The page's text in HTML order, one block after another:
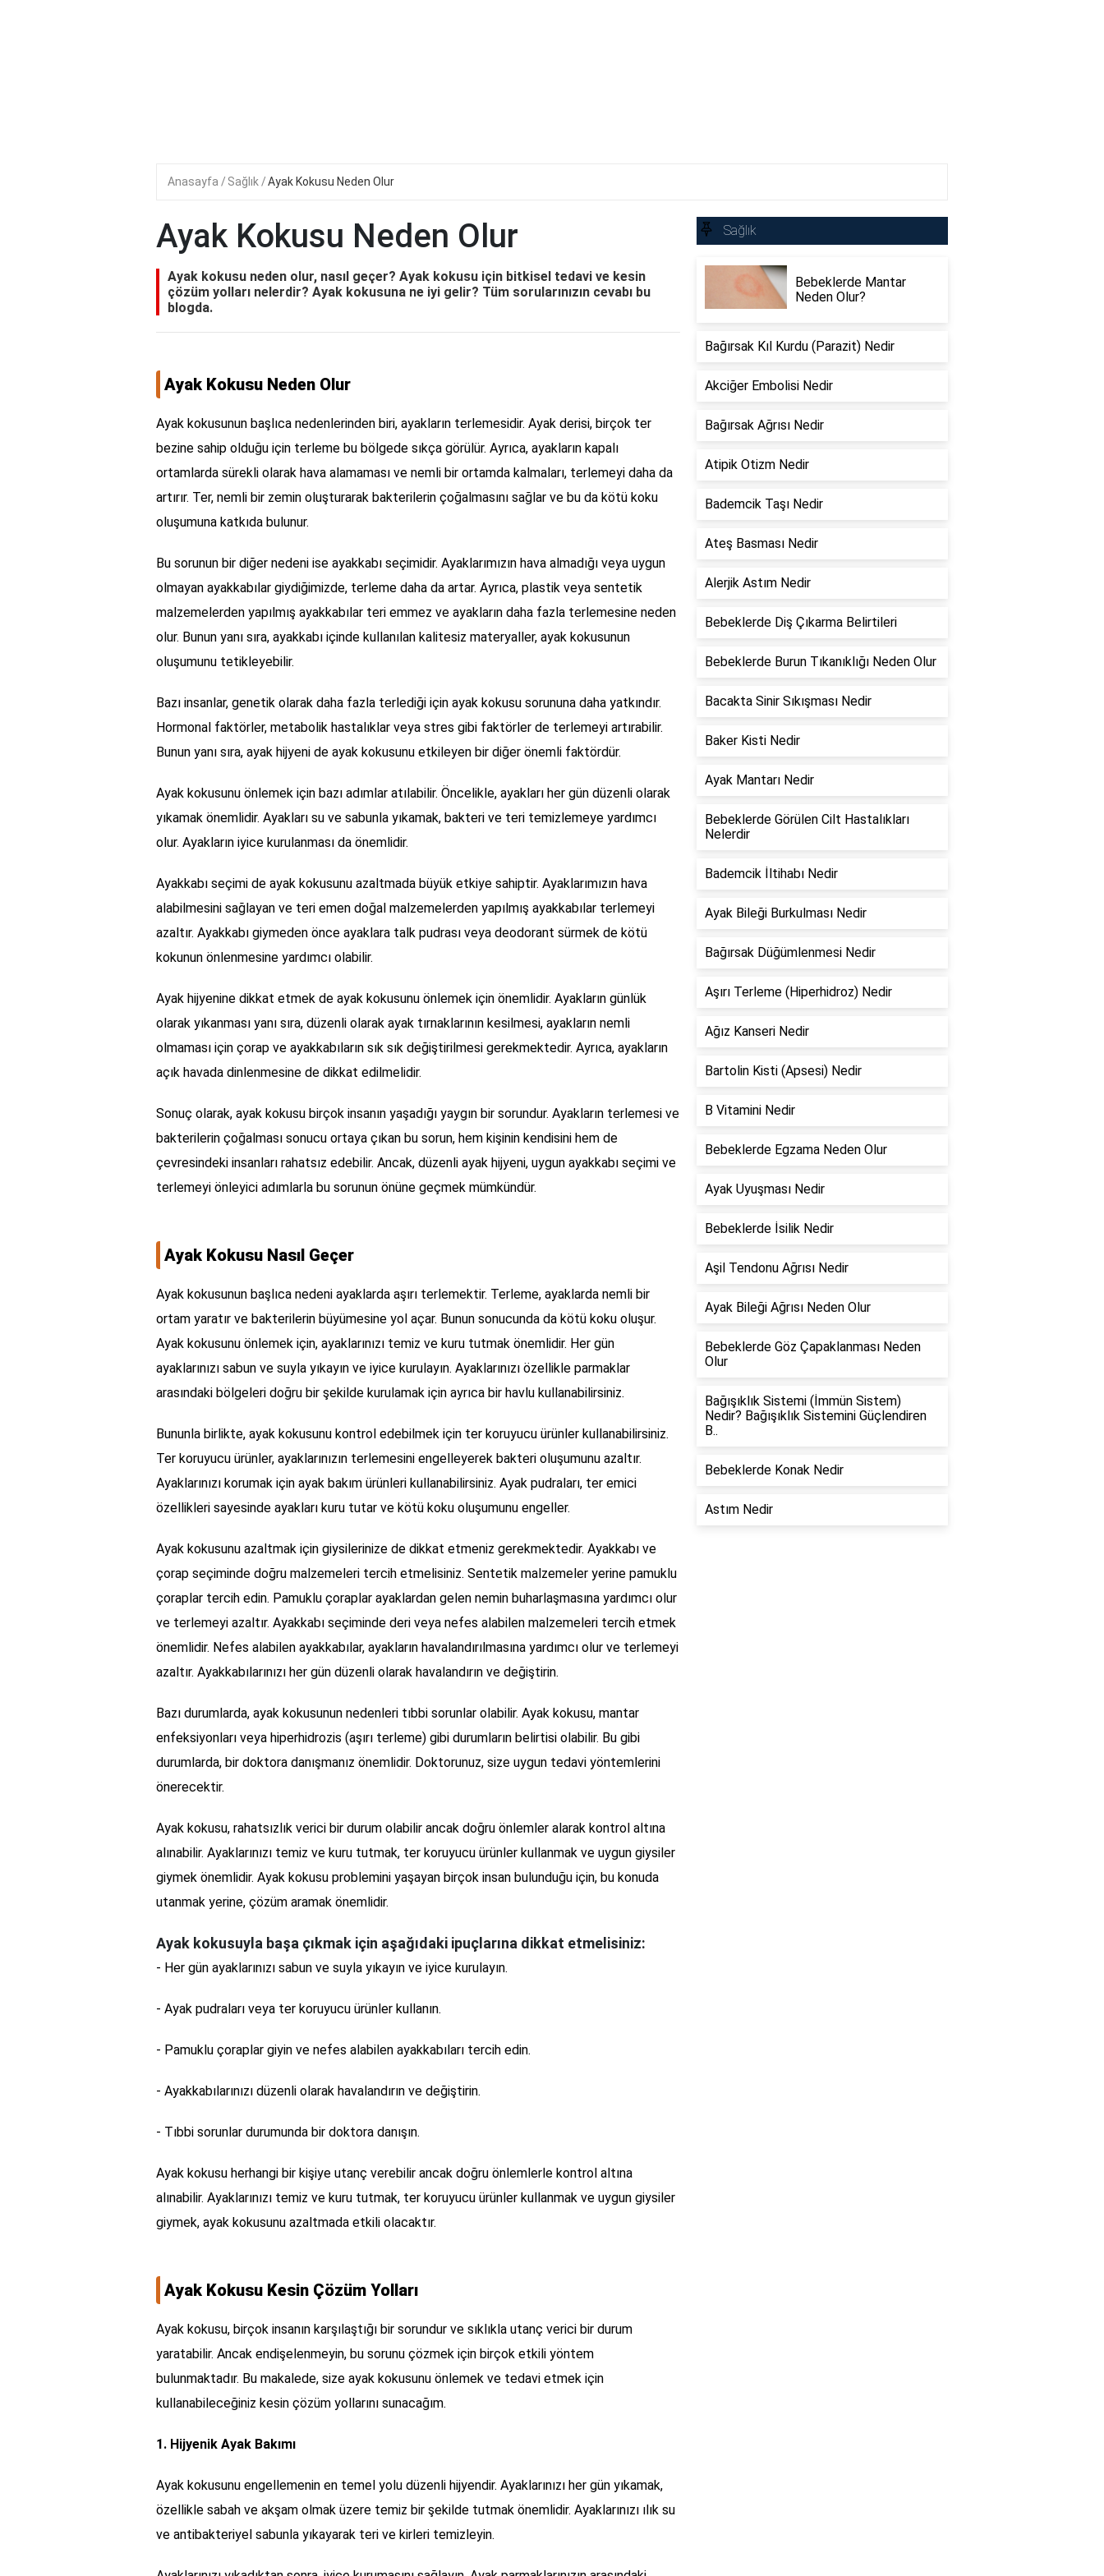
Anasayfa Sağlık Ayak Kokusu Neden Olur
Ayak Kokusu Neden Olur
Ayak kokusu neden olur, nasıl geçer? Ayak kokusu için bitkisel tedavi ve kesin
çözüm yolları nelerdir? Ayak kokusuna ne iyi gelir? Tüm sorularınızın cevabı bu
blogda.
Ayak Kokusu Neden Olur
Ayak kokusunun başlıca nedenlerinden biri, ayakların terlemesidir. Ayak derisi, birçok ter
bezine sahip olduğu için terleme bu bölgede sıkça görülür. Ayrıca, ayakların kapalı
ortamlarda sürekli olarak hava alamaması ve nemli bir ortamda kalmaları, terlemeyi daha da
artırır. Ter, nemli bir zemin oluşturarak bakterilerin çoğalmasını sağlar ve bu da kötü koku
oluşumuna katkıda bulunur.
Bu sorunun bir diğer nedeni ise ayakkabı seçimidir. Ayaklarımızın hava almadığı veya uygun
olmayan ayakkabılar giydiğimizde, terleme daha da artar. Ayrıca, plastik veya sentetik
malzemelerden yapılmış ayakkabılar teri emmez ve ayakların daha fazla terlemesine neden
olur. Bunun yanı sıra, ayakkabı içinde kullanılan kalitesiz materyaller, ayak kokusunun
oluşumunu tetikleyebilir.
Bazı insanlar, genetik olarak daha fazla terlediği için ayak kokusu sorununa daha yatkındır.
Hormonal faktörler, metabolik hastalıklar veya stres gibi faktörler de terlemeyi artırabilir.
Bunun yanı sıra, ayak hijyeni de ayak kokusunu etkileyen bir diğer önemli faktördür.
Ayak kokusunu önlemek için bazı adımlar atılabilir. Öncelikle, ayakları her gün düzenli olarak
yıkamak önemlidir. Ayakları su ve sabunla yıkamak, bakteri ve teri temizlemeye yardımcı
olur. Ayakların iyice kurulanması da önemlidir.
Ayakkabı seçimi de ayak kokusunu azaltmada büyük etkiye sahiptir. Ayaklarımızın hava
alabilmesini sağlayan ve teri emen doğal malzemelerden yapılmış ayakkabılar terlemeyi
azaltır. Ayakkabı giymeden önce ayaklara talk pudrası veya deodorant sürmek de kötü
kokunun önlenmesine yardımcı olabilir.
Ayak hijyenine dikkat etmek de ayak kokusunu önlemek için önemlidir. Ayakların günlük
olarak yıkanması yanı sıra, düzenli olarak ayak tırnaklarının kesilmesi, ayakların nemli
olmaması için çorap ve ayakkabıların sık sık değiştirilmesi gerekmektedir. Ayrıca, ayakların
açık havada dinlenmesine de dikkat edilmelidir.
Sonuç olarak, ayak kokusu birçok insanın yaşadığı yaygın bir sorundur. Ayakların terlemesi ve
bakterilerin çoğalması sonucu ortaya çıkan bu sorun, hem kişinin kendisini hem de
çevresindeki insanları rahatsız edebilir. Ancak, düzenli ayak hijyeni, uygun ayakkabı seçimi ve
terlemeyi önleyici adımlarla bu sorunun önüne geçmek mümkündür.
Ayak Kokusu Nasıl Geçer
Ayak kokusunun başlıca nedeni ayaklarda aşırı terlemektir. Terleme, ayaklarda nemli bir
ortam yaratır ve bakterilerin büyümesine yol açar. Bunun sonucunda da kötü koku oluşur.
Ayak kokusunu önlemek için, ayaklarınızı temiz ve kuru tutmak önemlidir. Her gün
ayaklarınızı sabun ve suyla yıkayın ve iyice kurulayın. Ayaklarınızı özellikle parmaklar
arasındaki bölgeleri doğru bir şekilde kurulamak için ayrıca bir havlu kullanabilirsiniz.
Bununla birlikte, ayak kokusunu kontrol edebilmek için ter koruyucu ürünler kullanabilirsiniz.
Ter koruyucu ürünler, ayaklarınızın terlemesini engelleyerek bakteri oluşumunu azaltır.
Ayaklarınızı korumak için ayak bakım ürünleri kullanabilirsiniz. Ayak pudraları, ter emici
özellikleri sayesinde ayakları kuru tutar ve kötü koku oluşumunu engeller.
Ayak kokusunu azaltmak için giysilerinize de dikkat etmeniz gerekmektedir. Ayakkabı ve
çorap seçiminde doğru malzemeleri tercih etmelisiniz. Sentetik malzemeler yerine pamuklu
çoraplar tercih edin. Pamuklu çoraplar ayaklardan gelen nemin buharlaşmasına yardımcı olur
ve terlemeyi azaltır. Ayakkabı seçiminde deri veya nefes alabilen malzemeleri tercih etmek
önemlidir. Nefes alabilen ayakkabılar, ayakların havalandırılmasına yardımcı olur ve terlemeyi
azaltır. Ayakkabılarınızı her gün düzenli olarak havalandırın ve değiştirin.
Bazı durumlarda, ayak kokusunun nedenleri tıbbi sorunlar olabilir. Ayak kokusu, mantar
enfeksiyonları veya hiperhidrozis (aşırı terleme) gibi durumların belirtisi olabilir. Bu gibi
durumlarda, bir doktora danışmanız önemlidir. Doktorunuz, size uygun tedavi yöntemlerini
önerecektir.
Ayak kokusu, rahatsızlık verici bir durum olabilir ancak doğru önlemler alarak kontrol altına
alınabilir. Ayaklarınızı temiz ve kuru tutmak, ter koruyucu ürünler kullanmak ve uygun giysiler
giymek önemlidir. Ayak kokusu problemini yaşayan birçok insan bulunduğu için, bu konuda
utanmak yerine, çözüm aramak önemlidir.
Ayak kokusuyla başa çıkmak için aşağıdaki ipuçlarına dikkat etmelisiniz:
- Her gün ayaklarınızı sabun ve suyla yıkayın ve iyice kurulayın.
- Ayak pudraları veya ter koruyucu ürünler kullanın.
- Pamuklu çoraplar giyin ve nefes alabilen ayakkabıları tercih edin.
- Ayakkabılarınızı düzenli olarak havalandırın ve değiştirin.
- Tıbbi sorunlar durumunda bir doktora danışın.
Ayak kokusu herhangi bir kişiye utanç verebilir ancak doğru önlemlerle kontrol altına
alınabilir. Ayaklarınızı temiz ve kuru tutmak, ter koruyucu ürünler kullanmak ve uygun giysiler
giymek, ayak kokusunu azaltmada etkili olacaktır.
Ayak Kokusu Kesin Çözüm Yolları
Ayak kokusu, birçok insanın karşılaştığı bir sorundur ve sıklıkla utanç verici bir durum
yaratabilir. Ancak endişelenmeyin, bu sorunu çözmek için birçok etkili yöntem
bulunmaktadır. Bu makalede, size ayak kokusunu önlemek ve tedavi etmek için
kullanabileceğiniz kesin çözüm yollarını sunacağım.
1. Hijyenik Ayak Bakımı
Ayak kokusunu engellemenin en temel yolu düzenli hijyendir. Ayaklarınızı her gün yıkamak,
özellikle sabah ve akşam olmak üzere temiz bir şekilde tutmak önemlidir. Ayaklarınızı ılık su
ve antibakteriyel sabunla yıkayarak teri ve kirleri temizleyin.
Sağlık
Bebeklerde Mantar
Neden Olur?
Bağırsak Kıl Kurdu (Parazit) Nedir
Akciğer Embolisi Nedir
Bağırsak Ağrısı Nedir
Atipik Otizm Nedir
Bademcik Taşı Nedir
Ateş Basması Nedir
Alerjik Astım Nedir
Bebeklerde Diş Çıkarma Belirtileri
Bebeklerde Burun Tıkanıklığı Neden Olur
Bacakta Sinir Sıkışması Nedir
Baker Kisti Nedir
Ayak Mantarı Nedir
Bebeklerde Görülen Cilt Hastalıkları
Nelerdir
Bademcik İltihabı Nedir
Ayak Bileği Burkulması Nedir
Bağırsak Düğümlenmesi Nedir
Aşırı Terleme (Hiperhidroz) Nedir
Ağız Kanseri Nedir
Bartolin Kisti (Apsesi) Nedir
B Vitamini Nedir
Bebeklerde Egzama Neden Olur
Ayak Uyuşması Nedir
Bebeklerde İsilik Nedir
Aşil Tendonu Ağrısı Nedir
Ayak Bileği Ağrısı Neden Olur
Bebeklerde Göz Çapaklanması Neden
Olur
Bağışıklık Sistemi (İmmün Sistem)
Nedir? Bağışıklık Sistemini Güçlendiren
B..
Bebeklerde Konak Nedir
Astım Nedir